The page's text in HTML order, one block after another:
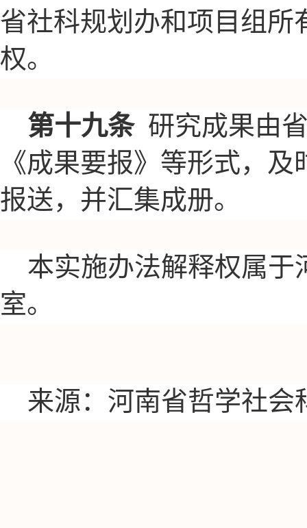
省社科规划办和项目组所
权。
第十九条 研究成果由
《成果要报》等形式，
报送，并汇集成册。
本实施办法解释权属于
室。
来源： 河南省哲学社会